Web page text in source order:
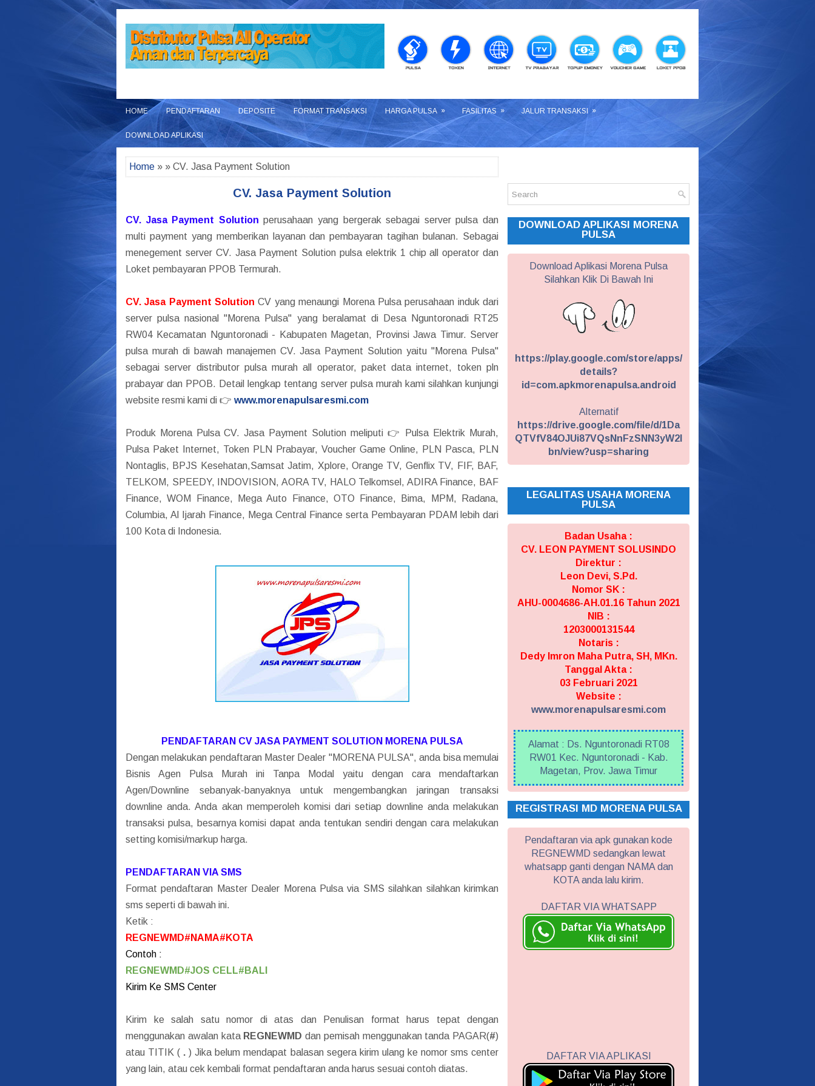
HOME PENDAFTARAN DEPOSITE FORMAT TRANSAKSI HARGA PULSA » FASILITAS » JALUR TRANSAKSI »
DOWNLOAD APLIKASI
Home » » CV. Jasa Payment Solution
CV. Jasa Payment Solution
CV. Jasa Payment Solution perusahaan yang bergerak sebagai server pulsa dan
multi payment yang memberikan layanan dan pembayaran tagihan bulanan. Sebagai
menegement server CV. Jasa Payment Solution pulsa elektrik 1 chip all operator dan
Loket pembayaran PPOB Termurah.
CV. Jasa Payment Solution CV yang menaungi Morena Pulsa perusahaan induk dari
server pulsa nasional "Morena Pulsa" yang beralamat di Desa Nguntoronadi RT25
RW04 Kecamatan Nguntoronadi - Kabupaten Magetan, Provinsi Jawa Timur. Server
pulsa murah di bawah manajemen CV. Jasa Payment Solution yaitu "Morena Pulsa"
sebagai server distributor pulsa murah all operator, paket data internet, token pln
prabayar dan PPOB. Detail lengkap tentang server pulsa murah kami silahkan kunjungi
website resmi kami di 👉 www.morenapulsaresmi.com
Produk Morena Pulsa CV. Jasa Payment Solution meliputi 👉 Pulsa Elektrik Murah,
Pulsa Paket Internet, Token PLN Prabayar, Voucher Game Online, PLN Pasca, PLN
Nontaglis, BPJS Kesehatan,Samsat Jatim, Xplore, Orange TV, Genflix TV, FIF, BAF,
TELKOM, SPEEDY, INDOVISION, AORA TV, HALO Telkomsel, ADIRA Finance, BAF
Finance, WOM Finance, Mega Auto Finance, OTO Finance, Bima, MPM, Radana,
Columbia, Al Ijarah Finance, Mega Central Finance serta Pembayaran PDAM lebih dari
100 Kota di Indonesia.
PENDAFTARAN CV JASA PAYMENT SOLUTION MORENA PULSA
Dengan melakukan pendaftaran Master Dealer "MORENA PULSA", anda bisa memulai
Bisnis Agen Pulsa Murah ini Tanpa Modal yaitu dengan cara mendaftarkan
Agen/Downline sebanyak-banyaknya untuk mengembangkan jaringan transaksi
downline anda. Anda akan memperoleh komisi dari setiap downline anda melakukan
transaksi pulsa, besarnya komisi dapat anda tentukan sendiri dengan cara melakukan
setting komisi/markup harga.
PENDAFTARAN VIA SMS
Format pendaftaran Master Dealer Morena Pulsa via SMS silahkan silahkan kirimkan
sms seperti di bawah ini.
Ketik :
REGNEWMD#NAMA#KOTA
Contoh :
REGNEWMD#JOS CELL#BALI
Kirim Ke SMS Center
Kirim ke salah satu nomor di atas dan Penulisan format harus tepat dengan
menggunakan awalan kata REGNEWMD dan pemisah menggunakan tanda PAGAR(#)
atau TITIK ( . ) Jika belum mendapat balasan segera kirim ulang ke nomor sms center
yang lain, atau cek kembali format pendaftaran anda harus sesuai contoh diatas.
DOWNLOAD APLIKASI MORENA
PULSA
Download Aplikasi Morena Pulsa
Silahkan Klik Di Bawah Ini
https://play.google.com/store/apps/
details?
id=com.apkmorenapulsa.android
Alternatif
https://drive.google.com/file/d/1Da
QTVfV84OJUi87VQsNnFzSNN3yW2I
bn/view?usp=sharing
LEGALITAS USAHA MORENA
PULSA
Badan Usaha :
CV. LEON PAYMENT SOLUSINDO
Direktur :
Leon Devi, S.Pd.
Nomor SK :
AHU-0004686-AH.01.16 Tahun 2021
NIB :
1203000131544
Notaris :
Dedy Imron Maha Putra, SH, MKn.
Tanggal Akta :
03 Februari 2021
Website :
www.morenapulsaresmi.com
Alamat : Ds. Nguntoronadi RT08
RW01 Kec. Nguntoronadi - Kab.
Magetan, Prov. Jawa Timur
REGISTRASI MD MORENA PULSA
Pendaftaran via apk gunakan kode
REGNEWMD sedangkan lewat
whatsapp ganti dengan NAMA dan
KOTA anda lalu kirim.
DAFTAR VIA WHATSAPP
DAFTAR VIA APLIKASI